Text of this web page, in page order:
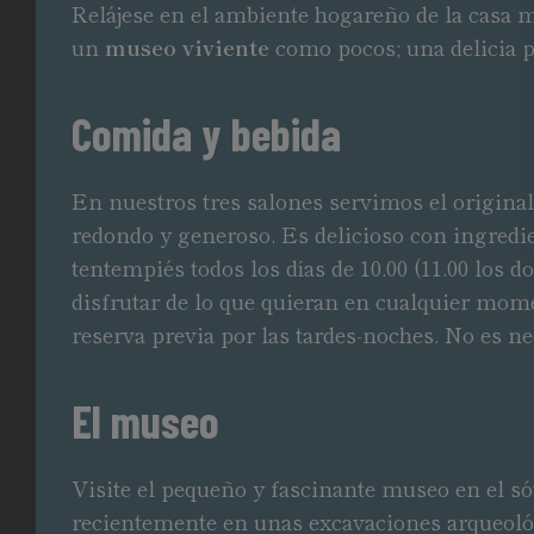
Relájese en el ambiente hogareño de la
un museo viviente como pocos; una delicia
Comida y bebida
En nuestros tres salones servimos el original
redondo y generoso. Es delicioso con
tentempiés todos los días de 10.00 (11.00
disfrutar de lo que quieran en cualquier
reserva previa por las tardes-noches. No es
El museo
Visite el pequeño y fascinante museo en el
recientemente en unas excavaciones